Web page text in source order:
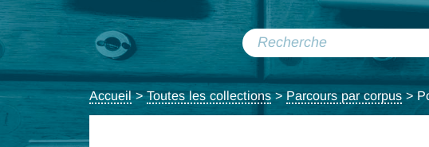
Accueil>Toutes les collections> Parcours par corpus>